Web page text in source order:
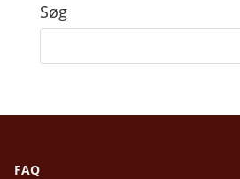
Søg
FAQ